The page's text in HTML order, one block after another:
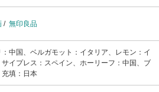
/ 無印良品
中国、ベルガモット：イタリア、レモン：イ
サイプレス：スペイン、ホーリーフ：中国、ブ
充填：日本